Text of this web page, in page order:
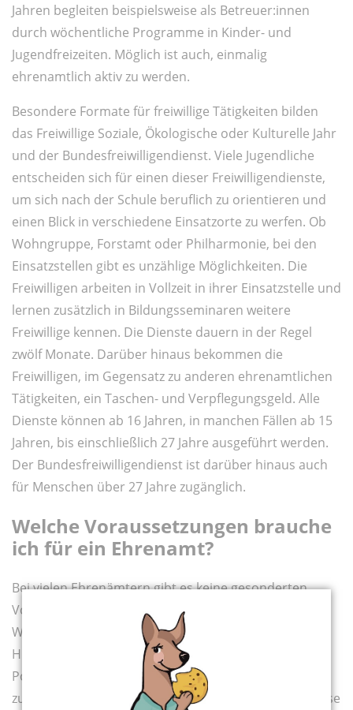
Jahren begleiten beispielsweise als Betreuer:innen
durch wöchentliche Programme in Kinder- und
Jugendfreizeiten. Möglich ist auch, einmalig
ehrenamtlich aktiv zu werden.
Besondere Formate für freiwillige Tätigkeiten bilden
das Freiwillige Soziale, Ökologische oder Kulturelle Jahr
und der Bundesfreiwilligendienst. Viele Jugendliche
entscheiden sich für einen dieser Freiwilligendienste,
um sich nach der Schule beruflich zu orientieren und
einen Blick in verschiedene Einsatzorte zu werfen. Ob
Wohngruppe, Forstamt oder Philharmonie, bei den
Einsatzstellen gibt es unzählige Möglichkeiten. Die
Freiwilligen arbeiten in Vollzeit in ihrer Einsatzstelle und
lernen zusätzlich in Bildungsseminaren weitere
Freiwillige kennen. Die Dienste dauern in der Regel
zwölf Monate. Darüber hinaus bekommen die
Freiwilligen, im Gegensatz zu anderen ehrenamtlichen
Tätigkeiten, ein Taschen- und Verpflegungsgeld. Alle
Dienste können ab 16 Jahren, in manchen Fällen ab 15
Jahren, bis einschließlich 27 Jahre ausgeführt werden.
Der Bundesfreiwilligendienst ist darüber hinaus auch
für Menschen über 27 Jahre zugänglich.
Welche Voraussetzungen brauche
ich für ein Ehrenamt?
Bei vielen Ehrenämtern gibt es keine gesonderten
Voraussetzungen außer ein Mindestalter. Das
Wichtigste ist vor allem der Spaß an der Tätigkeit.
Hilfreich sind neben Interesse an den Aufgaben eine
Portion Motivation und die Bereitschaft, etwas Neues
zu lernen. Wenn eine bestimmte Tätigkeit das Interesse